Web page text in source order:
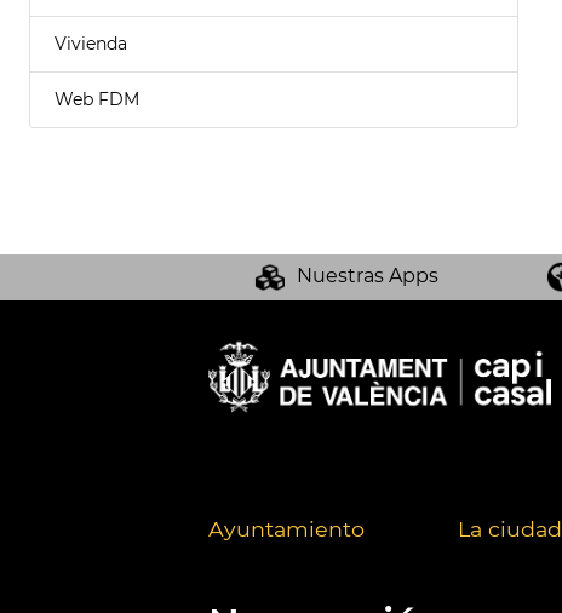
Vivienda
Web FDM
Nuestras Apps
Ayuntamiento La ciudad